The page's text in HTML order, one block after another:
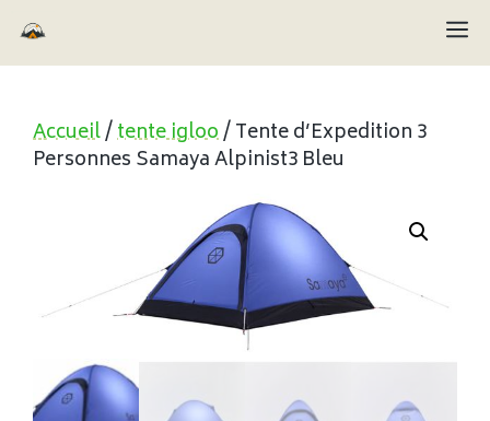
au
contenu
Accueil/tente igloo/ Tente d’Expedition 3
Personnes Samaya Alpinist3 Bleu